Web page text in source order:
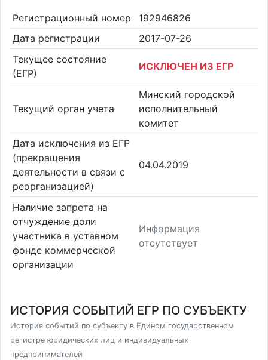
Регистрационный номер
192946826
Дата регистрации
2017-07-26
Текущее состояние
(ЕГР)
ИСКЛЮЧЕН ИЗ ЕГР
Текущий орган учета
Минский городской
исполнительный
комитет
Дата исключения из ЕГР
(прекращения
деятельности в связи с
реорганизацией)
04.04.2019
Наличие запрета на
отчуждение доли
участника в уставном
фонде коммерческой
организации
Информация
отсутствует
ИСТОРИЯ СОБЫТИЙ ЕГР ПО СУБЪЕКТУ
История событий по субъекту в Едином государственном
регистре юридических лиц и индивидуальных
предпринимателей